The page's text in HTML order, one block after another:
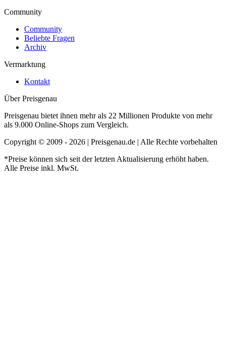
Community
Community
Beliebte Fragen
Archiv
Vermarktung
Kontakt
Über Preisgenau
Preisgenau bietet ihnen mehr als 22 Millionen Produkte von mehr
als 9.000 Online-Shops zum Vergleich.
Copyright © 2009 - 2026 | Preisgenau.de | Alle Rechte vorbehalten
*Preise können sich seit der letzten Aktualisierung erhöht haben.
Alle Preise inkl. MwSt.